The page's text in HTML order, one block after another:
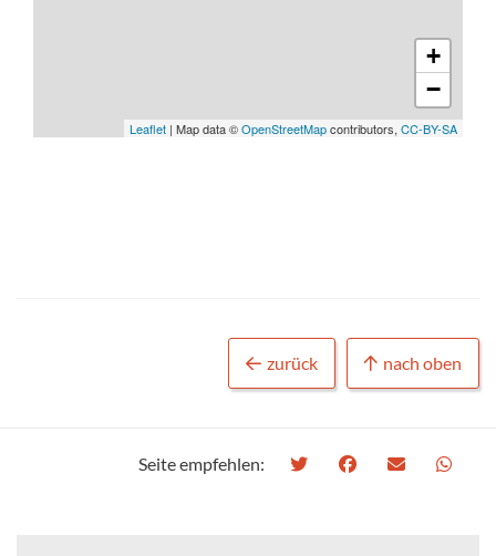
+
−
Leaflet | Map data ©OpenStreetMapcontributors, CC-BY-SA
zurück nach oben
Seite empfehlen: